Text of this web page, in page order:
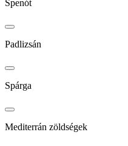
Spenót
Padlizsán
Spárga
Mediterrán zöldségek